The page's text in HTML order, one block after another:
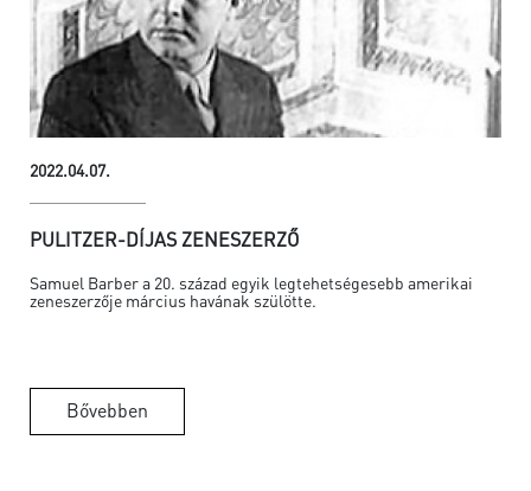
2022.04.07.
PULITZER-DÍJAS ZENESZERZŐ
Samuel Barber a 20. század egyik legtehetségesebb amerikai
zeneszerzője március havának szülötte.
Bővebben